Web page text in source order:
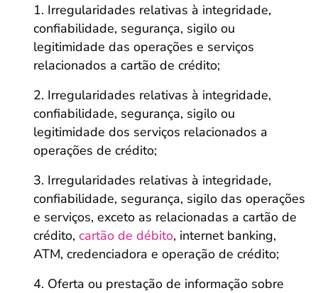
Irregularidades relativas à integridade,
confiabilidade, segurança, sigilo ou
legitimidade das operações e serviços
relacionados a cartão de crédito;
Irregularidades relativas à integridade,
confiabilidade, segurança, sigilo ou
legitimidade dos serviços relacionados a
operações de crédito;
Irregularidades relativas à integridade,
confiabilidade, segurança, sigilo das operações
e serviços, exceto as relacionadas a cartão de
crédito, cartão de débito, internet banking,
ATM, credenciadora e operação de crédito;
Oferta ou prestação de informação sobre